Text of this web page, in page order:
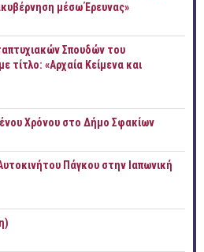
μέσω Έρευνας»
Σπουδών του
τίτλο: «Αρχαία Κείμενα και
Χρόνου στο Δήμο Σφακίων
Πάγκου στην Ιαπωνική